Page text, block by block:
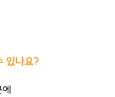
있나요?